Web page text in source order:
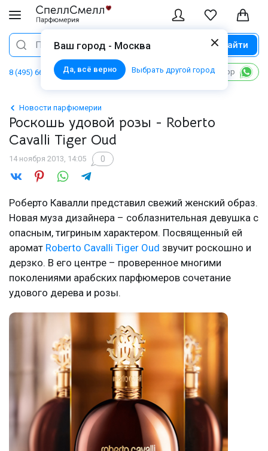
Ваш город - Москва
Да, всё верно Выбрать другой город
Поиск Найти
8 (495) 668 06 02 Написать в WhatsApp
Новости парфюмерии
Роскошь удовой розы - Roberto
Cavalli Tiger Oud
14 ноября 2013, 14:05 0
Роберто Кавалли представил свежий женский образ.
Новая муза дизайнера – соблазнительная девушка с
опасным, тигриным характером. Посвященный ей
аромат Roberto Cavalli Tiger Oud звучит роскошно и
дерзко. В его центре – проверенное многими
поколениями арабских парфюмеров сочетание
удового дерева и розы.